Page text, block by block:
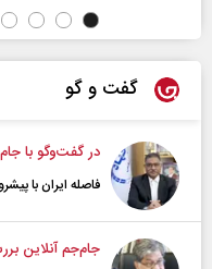
گفت و گو
در گفت‌و‌گو با
فاصله ایران با
جام‌جم آنلاین